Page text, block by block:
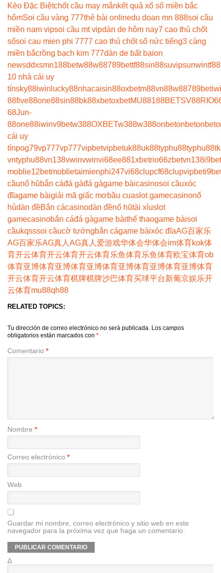
Kèo Đặc Biệtchốt cầu may mắnkết quả xổ số miền bắc
hômSoi cầu vàng 777thẻ bài onlinedu doan mn 888soi cầu
miền nam vipsoi cầu mt vipdàn de hôm nay7 cao thủ chốt
sốsoi cau mien phi 7777 cao thủ chốt số nức tiếng3 càng
miền bắcrồng bạch kim 777dàn de bất bạion
newsddxsmn188betw88w88789bettf88sin88suvipsunwintf88
10 nhà cái uy
tínsky88iwin lucky88nhacaisin88oxbetm88vn88w88789bet
88five88one88sin88bk88xbetoxbetMU88188BETSV88
68Jun-
88one88iwinv9betw388OXBETw388w388onbetonbetonbet
cái uy
tínpog79vp777vp777vipbetvipbetuk88uk88typhu88typhu88
vntyphu88vn138vwinvwinvi68ee881xbetrio66zbetvn138
moblie12betmoblietaimienphi247vi68clupcf68clupvipbet
cầunổ hũbắn cáđá gàđá gàgame bàicasinosoi cầuxóc
đĩagame bàigiải mã giấc mơbầu cuaslot gamecasinonổ
hủdàn đềBắn cácasinodàn đềnổ hũtài xỉuslot
gamecasinobắn cáđá gàgame bàithể thaogame bàisoi
cầukqsssoi cầucờ tướngbắn cágame bàixóc đĩaAG百家乐
AG百家乐AG真人 AG真人 爱游戏华体会华体会im体育kok体
育开云体育开云体育开云体育乐鱼体育乐鱼体育欧宝体育ob
体育亚博体育亚博体育亚博体育亚博体育亚博体育亚博体育
开云体育开云体育棋牌棋牌沙巴体育买球平台新葡京娱乐开
云体育mu88qh88
RELATED TOPICS:
Tu dirección de correo electrónico no será publicada. Los campos
obligatorios están marcados con *
Comentario *
Nombre *
Correo electrónico *
Web
Guardar mi nombre, correo electrónico y sitio web en este
navegador para la próxima vez que haga un comentario.
Δ